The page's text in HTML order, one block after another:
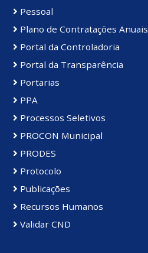
Pessoal
Plano de Contratações Anuais
Portal da Controladoria
Portal da Transparência
Portarias
PPA
Processos Seletivos
PROCON Municipal
PRODES
Protocolo
Publicações
Recursos Humanos
Validar CND